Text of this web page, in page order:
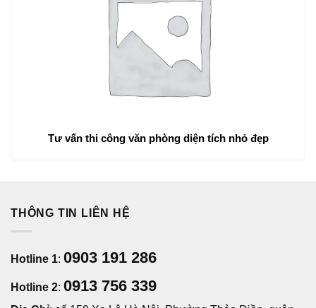
Tư vấn thi công văn phòng diện tích nhỏ đẹp
THÔNG TIN LIÊN HỆ
Hotline 1: 0903 191 286
Hotline 2: 0913 756 339